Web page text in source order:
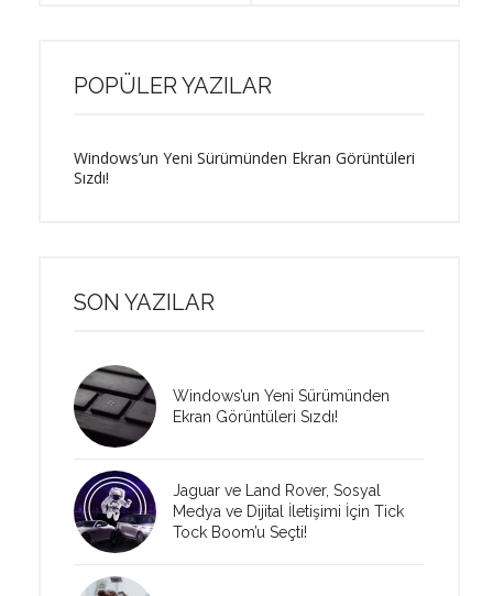
POPÜLER YAZILAR
Windows’un Yeni Sürümünden Ekran Görüntüleri
Sızdı!
SON YAZILAR
Windows’un Yeni Sürümünden
Ekran Görüntüleri Sızdı!
Jaguar ve Land Rover, Sosyal
Medya ve Dijital İletişimi İçin Tick
Tock Boom’u Seçti!